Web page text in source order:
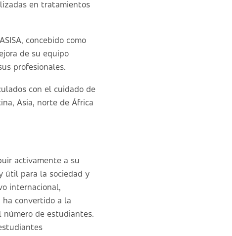
en tratamientos
concebido como
de su equipo
profesionales.
con el cuidado de
Asia, norte de África
activamente a su
útil para la sociedad y
internacional,
ha convertido a la
número de estudiantes.